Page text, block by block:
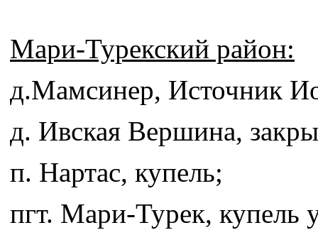
Мари-Турекский район:
д.Мамсинер, Источник
д. Ивская Вершина,
п. Нартас, купель;
пгт. Мари-Турек, купель